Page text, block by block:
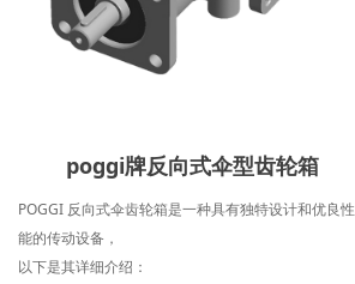
poggi牌反向式伞型齿轮箱
POGGI 反向式伞齿轮箱是一种具有独特设计和优良性
能的传动设备，
以下是其详细介绍：